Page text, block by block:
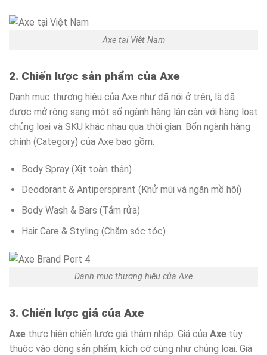
Axe tại Việt Nam
2. Chiến lược sản phẩm của Axe
Danh mục thương hiệu của Axe như đã nói ở trên, là đã
được mở rộng sang một số ngành hàng lân cận với hàng loạt
chủng loại và SKU khác nhau qua thời gian. Bốn ngành hàng
chính (Category) của Axe bao gồm:
Body Spray (Xịt toàn thân)
Deodorant & Antiperspirant (Khử mùi và ngăn mồ hôi)
Body Wash & Bars (Tắm rửa)
Hair Care & Styling (Chăm sóc tóc)
Danh mục thương hiệu của Axe
3. Chiến lược giá của Axe
Axe thực hiện chiến lược giá thâm nhập. Giá của Axe tùy
thuộc vào dòng sản phẩm, kích cỡ cũng như chủng loại. Giá